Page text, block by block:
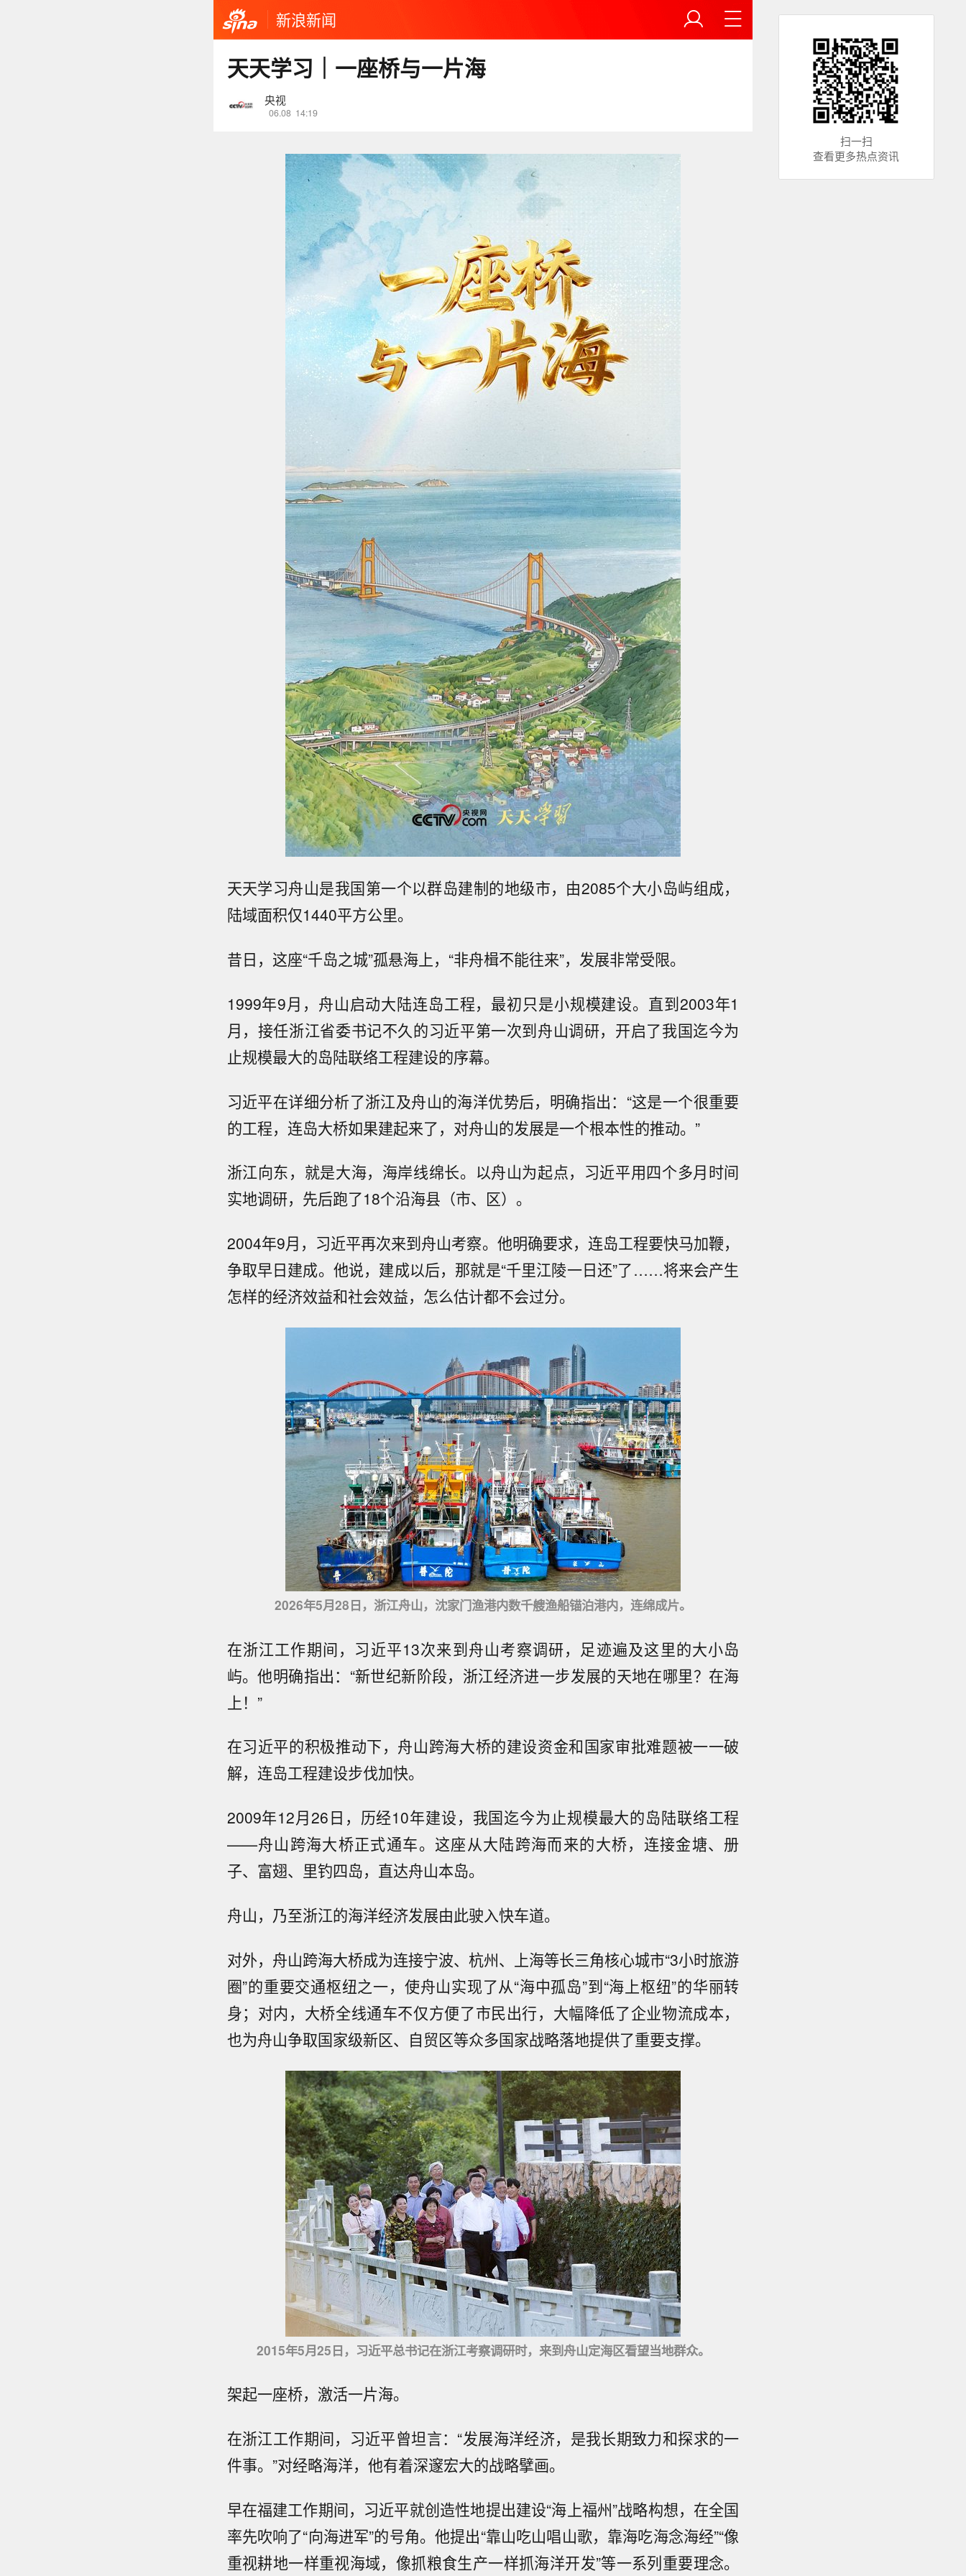
新浪新闻
天天学习｜一座桥与一片海
央视
06.08 14:19
天天学习舟山是我国第一个以群岛建制的地级市，由2085个大小岛屿组成，
陆域面积仅1440平方公里。
昔日，这座“千岛之城”孤悬海上，“非舟楫不能往来”，发展非常受限。
1999年9月，舟山启动大陆连岛工程，最初只是小规模建设。直到2003年1
月，接任浙江省委书记不久的习近平第一次到舟山调研，开启了我国迄今为
止规模最大的岛陆联络工程建设的序幕。
习近平在详细分析了浙江及舟山的海洋优势后，明确指出：“这是一个很重要
的工程，连岛大桥如果建起来了，对舟山的发展是一个根本性的推动。”
浙江向东，就是大海，海岸线绵长。以舟山为起点，习近平用四个多月时间
实地调研，先后跑了18个沿海县（市、区）。
2004年9月，习近平再次来到舟山考察。他明确要求，连岛工程要快马加鞭，
争取早日建成。他说，建成以后，那就是“千里江陵一日还”了……将来会产生
怎样的经济效益和社会效益，怎么估计都不会过分。
2026年5月28日，浙江舟山，沈家门渔港内数千艘渔船锚泊港内，连绵成片。
在浙江工作期间，习近平13次来到舟山考察调研，足迹遍及这里的大小岛
屿。他明确指出：“新世纪新阶段，浙江经济进一步发展的天地在哪里？在海
上！”
在习近平的积极推动下，舟山跨海大桥的建设资金和国家审批难题被一一破
解，连岛工程建设步伐加快。
2009年12月26日，历经10年建设，我国迄今为止规模最大的岛陆联络工程
——舟山跨海大桥正式通车。这座从大陆跨海而来的大桥，连接金塘、册
子、富翅、里钓四岛，直达舟山本岛。
舟山，乃至浙江的海洋经济发展由此驶入快车道。
对外，舟山跨海大桥成为连接宁波、杭州、上海等长三角核心城市“3小时旅游
圈”的重要交通枢纽之一，使舟山实现了从“海中孤岛”到“海上枢纽”的华丽转
身；对内，大桥全线通车不仅方便了市民出行，大幅降低了企业物流成本，
也为舟山争取国家级新区、自贸区等众多国家战略落地提供了重要支撑。
2015年5月25日，习近平总书记在浙江考察调研时，来到舟山定海区看望当地群众。
架起一座桥，激活一片海。
在浙江工作期间，习近平曾坦言：“发展海洋经济，是我长期致力和探求的一
件事。”对经略海洋，他有着深邃宏大的战略擘画。
早在福建工作期间，习近平就创造性地提出建设“海上福州”战略构想，在全国
率先吹响了“向海进军”的号角。他提出“靠山吃山唱山歌，靠海吃海念海经”“像
重视耕地一样重视海域，像抓粮食生产一样抓海洋开发”等一系列重要理念。
扫一扫
查看更多热点资讯